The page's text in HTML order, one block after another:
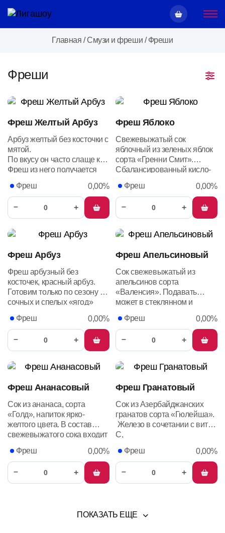
Главная /Смузи и фреши /Фреши
Фреши
Фреш Желтый Арбуз
Арбуз желтый без косточки с
мятой.
Повкусуон частослащекрасного,с ноткамиманго,тыквы
Фреш изнегополучается
ароматным
полезным
Фреш 0,00%
– +
Фреш Яблоко
Свежевыжатый сок
яблочный из зеленых яблок
сорта«Гренни Смит».
Сбалансированный кисло-
аромат в напитке
Фреш 0,00%
– +
Фреш Арбуз
Фреш арбузный без
косточек, красный арбуз.
Готовим только по сезону из
сочных и спелых «ягод»
Фреш
0,00%
– +
Фреш Апельсиновый
Сок свежевыжатый из
апельсинов сорта
«Валенсия». Подавать
может в стеклянном и
Фреш 0,00%
– +
Фреш Ананасовый
Сок из ананаса, сорта
«Голд», напиток ярко-
желтого цвета. В состав
свежевыжатого сока входит
помогает переваривать белки, снижает воспаление и
отёки.
Фреш 0,00%
– +
Фреш Гранатовый
Сок из Азербайджанских
гранатов сорта «Гюлейша».
Железов сочетании с
С,
Фреш 0,00%
– +
ПОКАЗАТЬ ЕЩЕ